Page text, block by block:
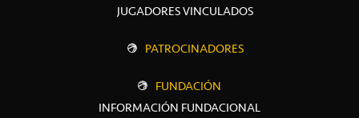
JUGADORES VINCULADOS
PATROCINADORES
FUNDACIÓN
INFORMACIÓN FUNDACIONAL